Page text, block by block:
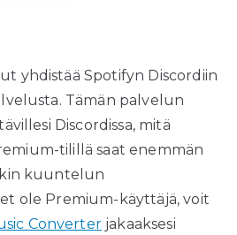
yhdistää Spotifyn Discordiin
Tämän palvelun
Discordissa, mitä
tilillä saat enemmän
kuuntelun
ole Premium-käyttäjä, voit
Converterjakaaksesi